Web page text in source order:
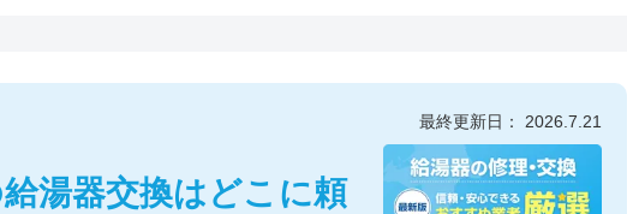
給湯器交換はどこに頼
最終更新日： 2026.7.21